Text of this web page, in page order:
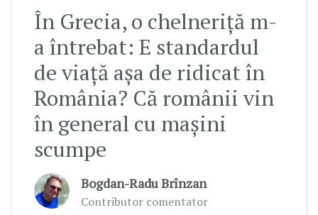
În Grecia, o chelneriță m-
a întrebat: E standardul
de viață așa de ridicat în
România? Că românii vin
în general cu mașini
scumpe
Bogdan-Radu Brînzan
Contributor comentator